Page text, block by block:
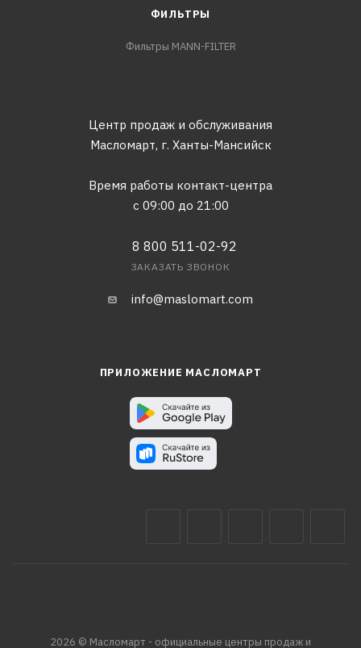
ФИЛЬТРЫ
Фильтры MANN-FILTER
Центр продаж и обслуживания
Масломарт, г. Ханты-Мансийск
Время работы контакт-центра
с 09:00 до 21:00
8 800 511-02-92
ЗАКАЗАТЬ ЗВОНОК
info@maslomart.com
ПРИЛОЖЕНИЕ МАСЛОМАРТ
2026 © Масломарт - официальные центры продаж и